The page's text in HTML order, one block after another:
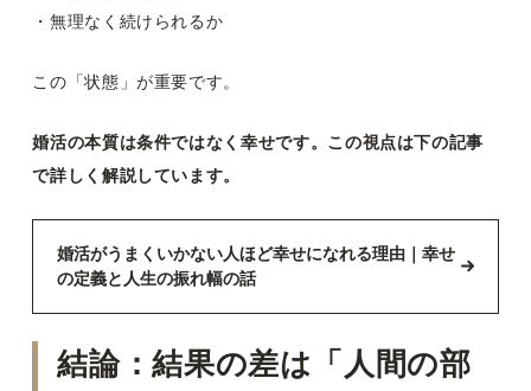
・無理なく続けられるか
この「状態」が重要です。
婚活の本質は条件ではなく幸せです。この視点は下の記事
で詳しく解説しています。
婚活がうまくいかない人ほど幸せになれる理由｜幸せ
の定義と人生の振れ幅の話
結論：結果の差は「人間の部